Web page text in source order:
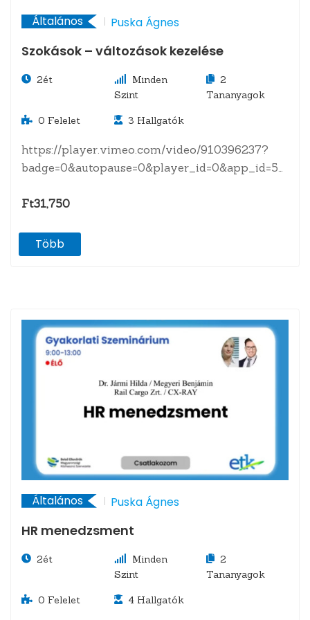
Általános Puska Ágnes
Szokások – változások kezelése
2ét
Minden
Szint
2
Tananyagok
0 Felelet 3 Hallgatók
https://player.vimeo.com/video/910396237?
badge=0&autopause=0&player_id=0&app_id=58479
amiket épp el akarnánk kerülni?Hogyan
Ft31,750
Több
Általános Puska Ágnes
HR menedzsment
2ét
Minden
Szint
2
Tananyagok
0 Felelet 4Hallgatók